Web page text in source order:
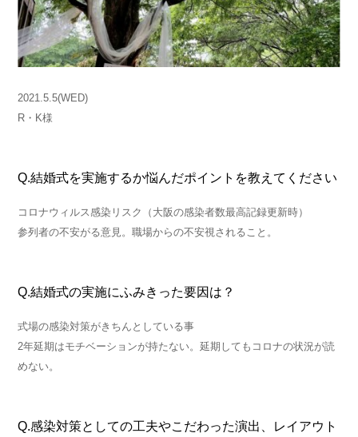
2021.5.5(WED)
R・K様
Q.結婚式を実施するか悩んだポイントを教えてください
コロナウィルス感染リスク（大阪の感染者数最高記録更新時）
参列者の不安がる意見。職場からの不安視されること。
Q.結婚式の実施にふみきった要因は？
式場の感染対策がきちんとしている事
2年延期はモチベーションが持たない。延期してもコロナの状況が読
めない。
Q.感染対策としての工夫やこだわった演出、レイアウト